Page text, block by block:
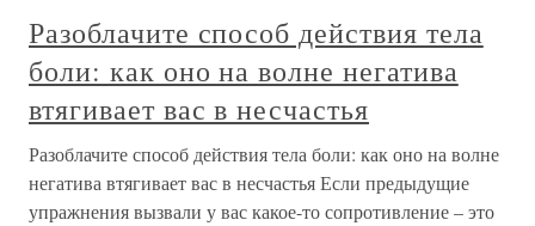
Разоблачите способ действия тела
боли: как оно на волне негатива
втягивает вас в несчастья
Разоблачите способ действия тела боли: как оно на волне
негатива втягивает вас в несчастья Если предыдущие
упражнения вызвали у вас какое-то сопротивление – это